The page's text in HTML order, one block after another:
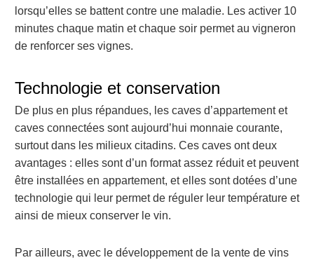
lorsqu’elles se battent contre une maladie. Les activer 10
minutes chaque matin et chaque soir permet au vigneron
de renforcer ses vignes.
Technologie et conservation
De plus en plus répandues, les caves d’appartement et
caves connectées sont aujourd’hui monnaie courante,
surtout dans les milieux citadins. Ces caves ont deux
avantages : elles sont d’un format assez réduit et peuvent
être installées en appartement, et elles sont dotées d’une
technologie qui leur permet de réguler leur température et
ainsi de mieux conserver le vin.
Par ailleurs, avec le développement de la vente de vins